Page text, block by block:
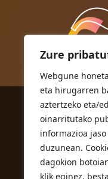
Zure
Webgune
eta hirugarren
aztertzeko eta/
oinarritutako
informazioa
duzunean.
dagokion
klik eginez,
ORIOKO
Herriko
20810
T. 943